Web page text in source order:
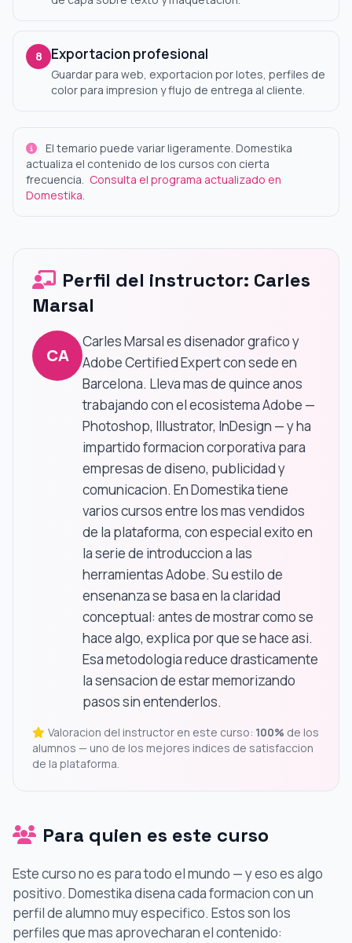
8 Exportacion profesional
Guardar para web, exportacion por lotes, perfiles de
color para impresion y flujo de entrega al cliente.
El temario puede variar ligeramente. Domestika
actualiza el contenido de los cursos con cierta
frecuencia. Consulta el programa actualizado en
Domestika.
Perfil del instructor: Carles
Marsal
CA
Carles Marsal es disenador grafico y
Adobe Certified Expert con sede en
Barcelona. Lleva mas de quince anos
trabajando con el ecosistema Adobe —
Photoshop, Illustrator, InDesign — y ha
impartido formacion corporativa para
empresas de diseno, publicidad y
comunicacion. En Domestika tiene
varios cursos entre los mas vendidos
de la plataforma, con especial exito en
la serie de introduccion a las
herramientas Adobe. Su estilo de
ensenanza se basa en la claridad
conceptual: antes de mostrar como se
hace algo, explica por que se hace asi.
Esa metodologia reduce drasticamente
la sensacion de estar memorizando
pasos sin entenderlos.
Valoracion del instructor en este curso: 100% de los
alumnos — uno de los mejores indices de satisfaccion
de la plataforma.
Para quien es este curso
Este curso no es para todo el mundo — y eso es algo
positivo. Domestika disena cada formacion con un
perfil de alumno muy especifico. Estos son los
perfiles que mas aprovecharan el contenido: